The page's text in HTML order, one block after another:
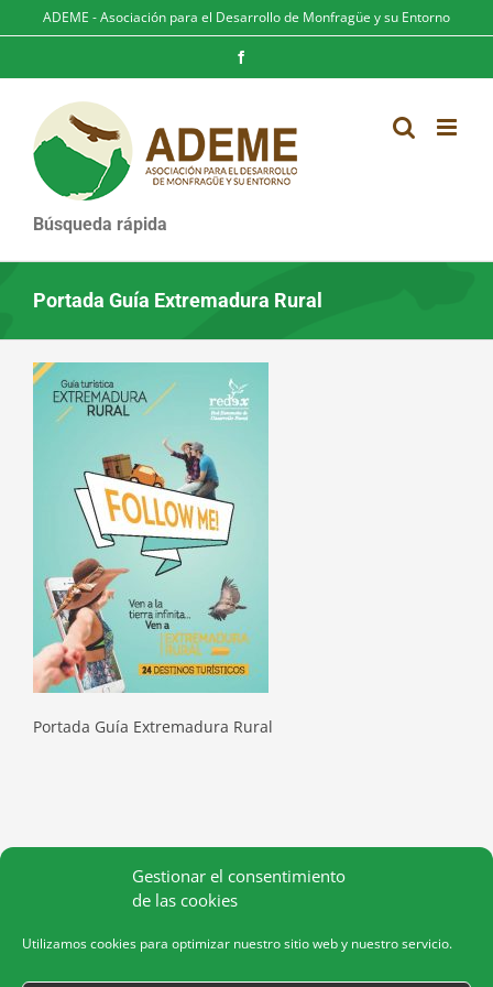
Gestionar el consentimiento
de las cookies
Utilizamos cookies para optimizar nuestro sitio web y nuestro servicio.
al
ADEME - Asociación para el Desarrollo de Monfragüe y su Entorno
Búsqueda rápida
Portada Guía Extremadura Rural
Portada Guía Extremadura Rural